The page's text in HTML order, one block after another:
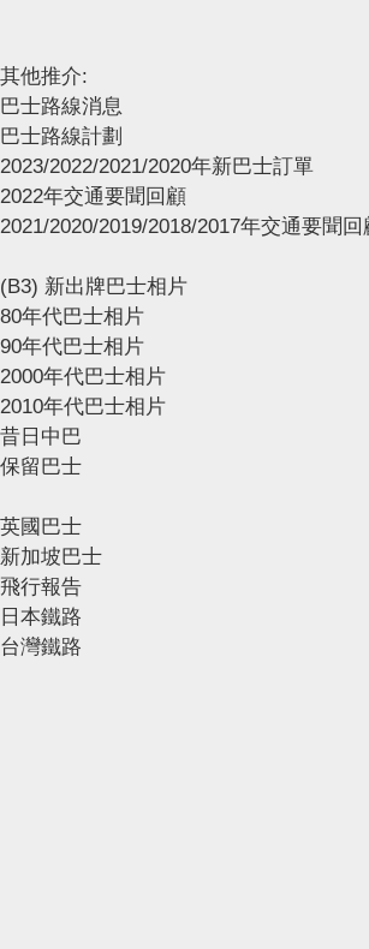
其他推介:
巴士路線消息
巴士路線計劃
2023/2022/2021/2020年新巴士訂單
2022年交通要聞回顧
2021/2020/2019/2018/2017年交通要聞回
(B3) 新出牌巴士相片
80年代巴士相片
90年代巴士相片
2000年代巴士相片
2010年代巴士相片
昔日中巴
保留巴士
英國巴士
新加坡巴士
飛行報告
日本鐵路
台灣鐵路